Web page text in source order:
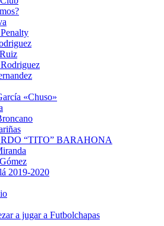
«Chuso»
“TITO” BARAHONA
2019-2020
a jugar a Futbolchapas